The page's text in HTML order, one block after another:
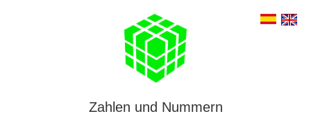
Zahlen und Nummern